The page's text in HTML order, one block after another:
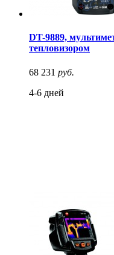
DT-9889,
тепловизором
68 231 руб.
4-6 дней